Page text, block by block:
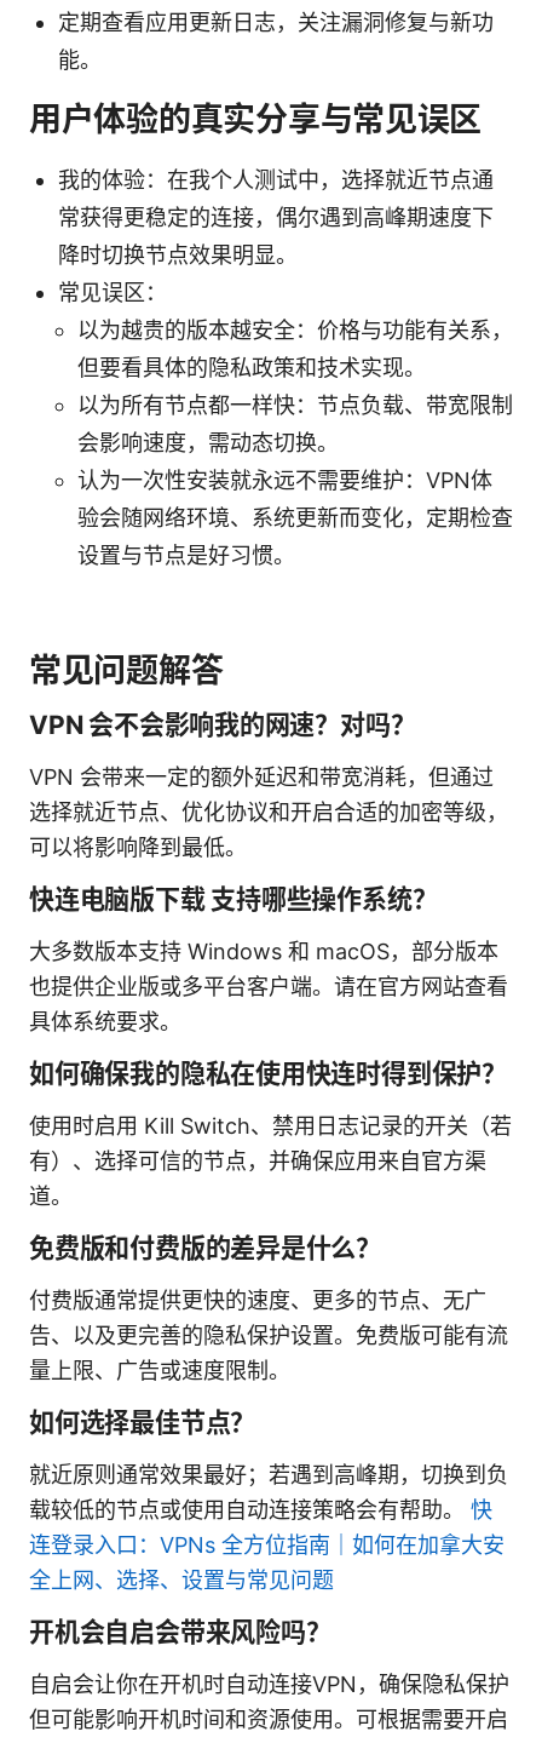
定期查看应用更新日志，关注漏洞修复与新功
能。
用户体验的真实分享与常见误区
我的体验：在我个人测试中，选择就近节点通
常获得更稳定的连接，偶尔遇到高峰期速度下
降时切换节点效果明显。
常见误区：
以为越贵的版本越安全：价格与功能有关系，
但要看具体的隐私政策和技术实现。
以为所有节点都一样快：节点负载、带宽限制
会影响速度，需动态切换。
认为一次性安装就永远不需要维护：VPN体
验会随网络环境、系统更新而变化，定期检查
设置与节点是好习惯。
常见问题解答
VPN 会不会影响我的网速？对吗？
VPN 会带来一定的额外延迟和带宽消耗，但通过
选择就近节点、优化协议和开启合适的加密等级，
可以将影响降到最低。
快连电脑版下载 支持哪些操作系统？
大多数版本支持 Windows 和 macOS，部分版本
也提供企业版或多平台客户端。请在官方网站查看
具体系统要求。
如何确保我的隐私在使用快连时得到保护？
使用时启用 Kill Switch、禁用日志记录的开关（若
有）、选择可信的节点，并确保应用来自官方渠
道。
免费版和付费版的差异是什么？
付费版通常提供更快的速度、更多的节点、无广
告、以及更完善的隐私保护设置。免费版可能有流
量上限、广告或速度限制。
如何选择最佳节点？
就近原则通常效果最好；若遇到高峰期，切换到负
载较低的节点或使用自动连接策略会有帮助。 快
连登录入口：VPNs 全方位指南｜如何在加拿大安
全上网、选择、设置与常见问题
开机会自启会带来风险吗？
自启会让你在开机时自动连接VPN，确保隐私保护
但可能影响开机时间和资源使用。可根据需要开启